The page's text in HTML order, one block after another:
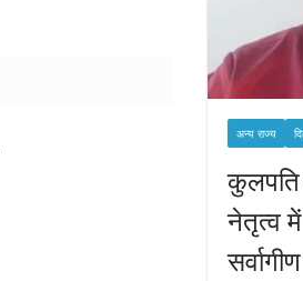
अन्य राज्य
कुलपति
नेतृत्व में